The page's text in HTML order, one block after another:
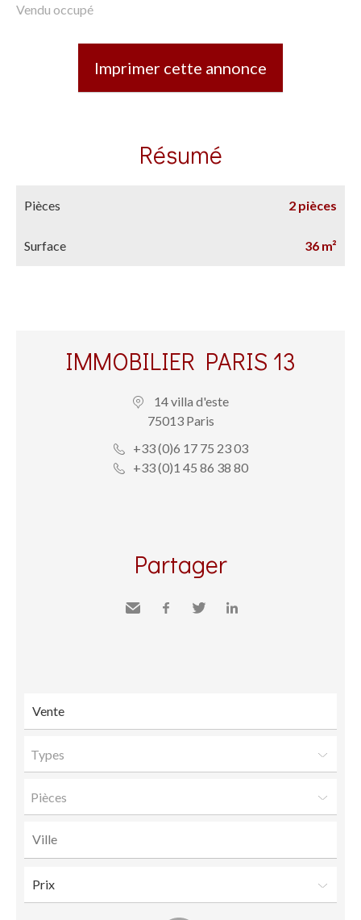
Vendu occupé
Imprimer cette annonce
Résumé
Pièces 2 pièces
Surface 36 m²
IMMOBILIER PARIS 13
14 villa d'este
75013 Paris
+33 (0)6 17 75 23 03
+33 (0)1 45 86 38 80
Partager
Types
Pièces